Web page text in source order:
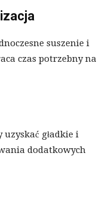
suszenie i
czas potrzebny na
gładkie i
dodatkowych